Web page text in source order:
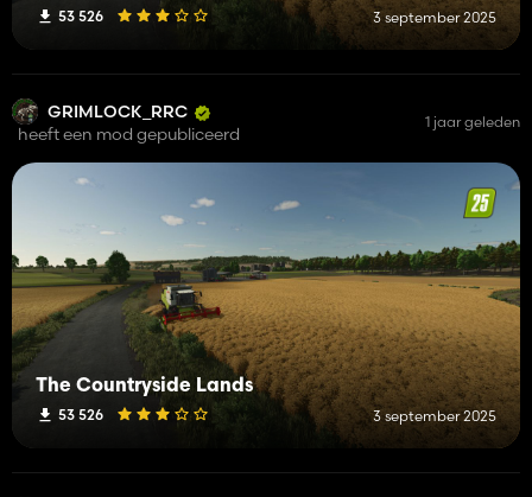
53 526 3 september 2025
GRIMLOCK_RRC
heeft een mod gepubliceerd
1 jaar geleden
The Countryside Lands
53 526 3 september 2025